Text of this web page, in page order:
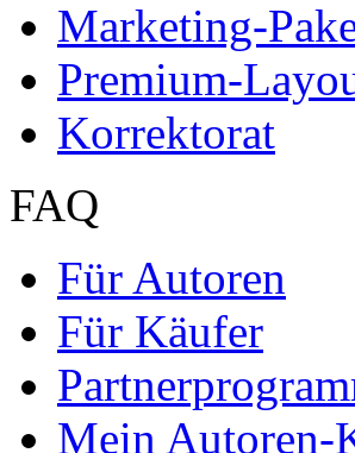
Leseprobe aus 50
Kennen Sie schon
Online-Magazin
neugierig -
Entdecken Sie
Studium!